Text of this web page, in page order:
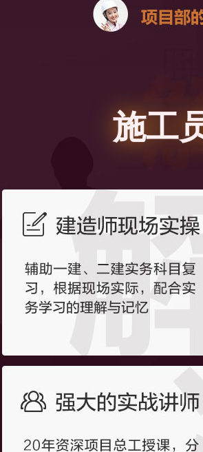
施工